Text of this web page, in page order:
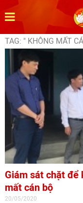
TAG: " KHÔNG MẤT
Giám sát chặt để
mất cán bộ
20/05/2020